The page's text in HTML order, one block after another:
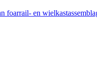
foarrail- en